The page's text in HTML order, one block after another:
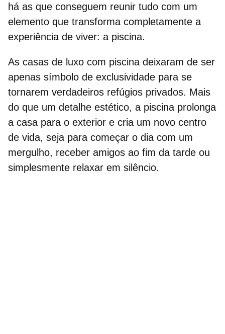
há as que conseguem reunir tudo com um
elemento que transforma completamente a
experiência de viver: a piscina.
As casas de luxo com piscina deixaram de ser
apenas símbolo de exclusividade para se
tornarem verdadeiros refúgios privados. Mais
do que um detalhe estético, a piscina prolonga
a casa para o exterior e cria um novo centro
de vida, seja para começar o dia com um
mergulho, receber amigos ao fim da tarde ou
simplesmente relaxar em silêncio.